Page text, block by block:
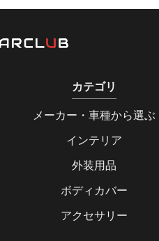
カテゴリ
メーカー・車種から選ぶ
インテリア
外装用品
ボディカバー
アクセサリー